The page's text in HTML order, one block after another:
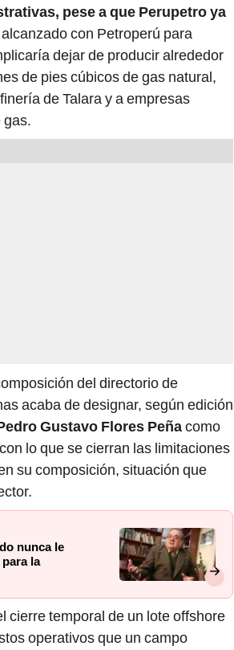
pese a que Perupetro ya
alcanzado con Petroperú para
dejar de producir alrededor
de pies cúbicos de gas natural,
de Talara y a empresas
gas.
del directorio de
acaba de designar, según edición
Gustavo Flores Peñacomo
lo que se cierran las limitaciones
su composición, situación que
nunca le
la
cierre temporal de un lote offshore
operativos que un campo